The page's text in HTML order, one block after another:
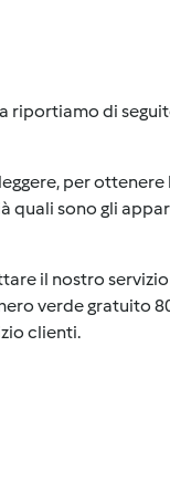
riportiamo di
per ottenere
quali sono gli
il nostro
verde gratuito
clienti.